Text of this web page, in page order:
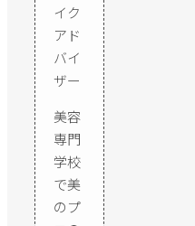
イク
アド
バイ
ザー
美容
専門
学校
で美
のプ